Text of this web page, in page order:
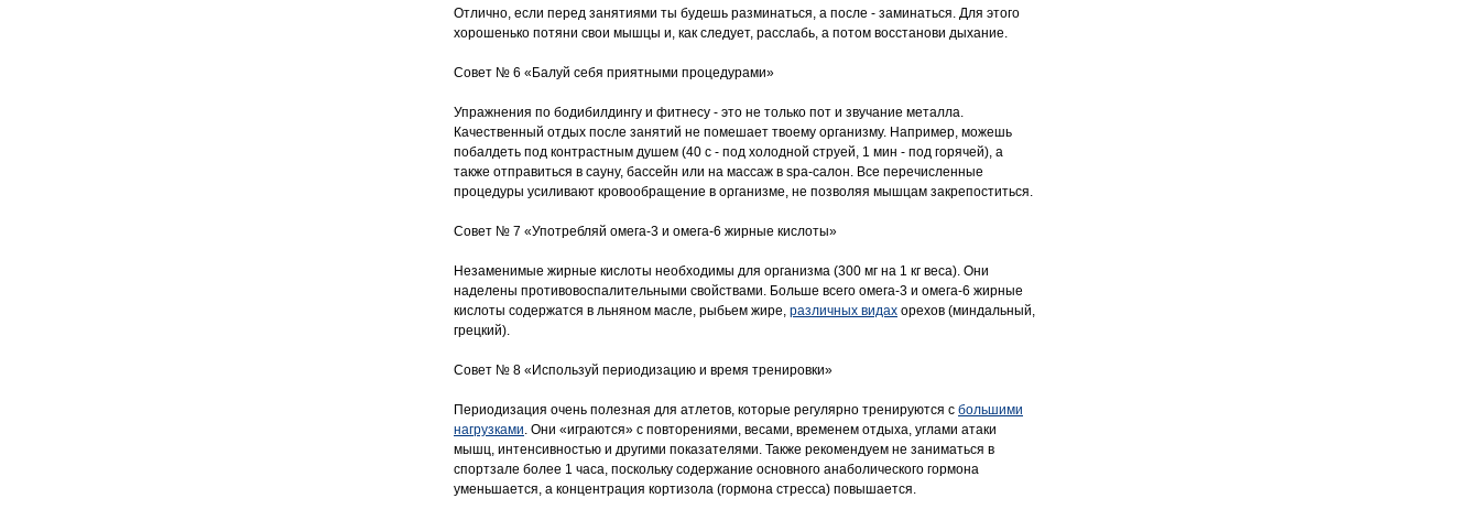
Отлично, если перед занятиями ты будешь разминаться, а после - заминаться. Для этого
хорошенько потяни свои мышцы и, как следует, расслабь, а потом восстанови дыхание.
Совет № 6 «Балуй себя приятными процедурами»
Упражнения по бодибилдингу и фитнесу - это не только пот и звучание металла.
Качественный отдых после занятий не помешает твоему организму. Например, можешь
побалдеть под контрастным душем (40 с - под холодной струей, 1 мин - под горячей), а
также отправиться в сауну, бассейн или на массаж в spa-салон. Все перечисленные
процедуры усиливают кровообращение в организме, не позволяя мышцам закрепоститься.
Совет № 7 «Употребляй омега-3 и омега-6 жирные кислоты»
Незаменимые жирные кислоты необходимы для организма (300 мг на 1 кг веса). Они
наделены противовоспалительными свойствами. Больше всего омега-3 и омега-6 жирные
кислоты содержатся в льняном масле, рыбьем жире, различных видах орехов (миндальный,
грецкий).
Совет № 8 «Используй периодизацию и время тренировки»
Периодизация очень полезная для атлетов, которые регулярно тренируются с большими
нагрузками. Они «играются» с повторениями, весами, временем отдыха, углами атаки
мышц, интенсивностью и другими показателями. Также рекомендуем не заниматься в
спортзале более 1 часа, поскольку содержание основного анаболического гормона
уменьшается, а концентрация кортизола (гормона стресса) повышается.